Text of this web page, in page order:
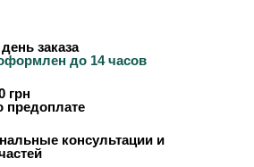
заказа
до 14 часов
грн
предоплате
консультации и